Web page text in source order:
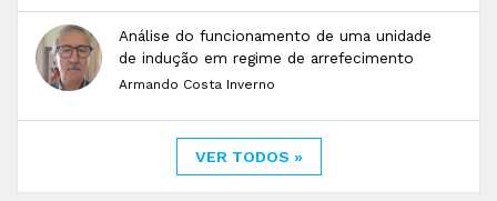
Análise do funcionamento de uma unidade
de indução em regime de arrefecimento
Armando Costa Inverno
VER TODOS »